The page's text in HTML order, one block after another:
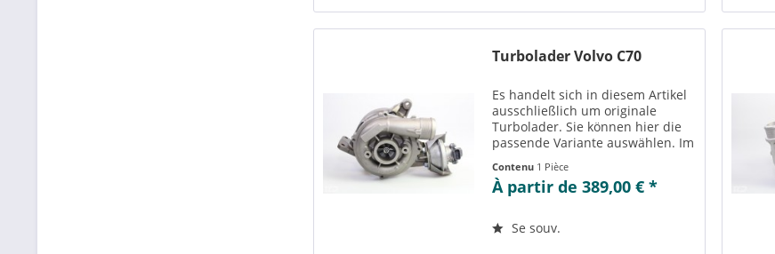
Turbolader Volvo C70
Es handelt sich in diesem Artikel
ausschließlich um originale
Turbolader. Sie können hier die
passende Variante auswählen. Im
Reiter „Vergleichs-/
Teilenummern“ können Sie die zu
der ausgewählten Variante
einsehen....
Contenu 1 Pièce
À partir de 389,00 € *
Se souv.